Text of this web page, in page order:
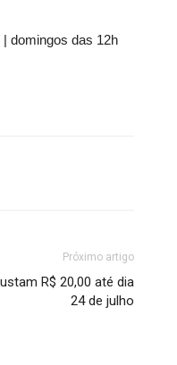
| domingos das 12h
Próximo artigo
R$ 20,00 até dia
24 de julho